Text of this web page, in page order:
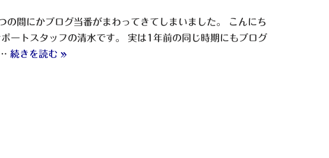
の間にかブログ当番がまわってきてしまいました。 こんにち
ートスタッフの清水です。 実は1年前の同じ時期にもブログ
続きを読む »